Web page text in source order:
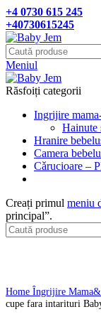
+4 0730 615 245
+40730615245
Meniul
Răsfoiți categorii
Ingrijire
Hainute
Hranire
Camera
Cǎrucioare –
Creați primul meniu
principal”.
Home Îngrijire
cupe fara intarituri